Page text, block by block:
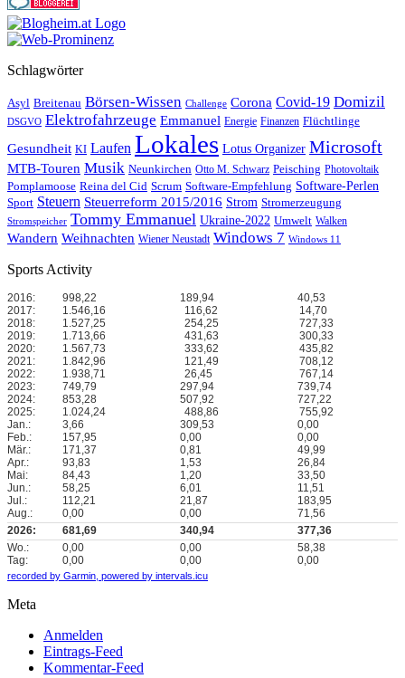
Schlagwörter
Asyl Breitenau Börsen-Wissen Challenge Corona Covid-19 Domizil
DSGVO Elektrofahrzeuge Emmanuel Energie Finanzen Flüchtlinge
Gesundheit KI Laufen Lokales Lotus Organizer Microsoft
MTB-Touren Musik Neunkirchen Otto M. Schwarz Peisching Photovoltaik
Pomplamoose Reina del Cid Scrum Software-Empfehlung Software-Perlen
Sport Steuern Steuerreform 2015/2016 Strom Stromerzeugung
Stromspeicher Tommy Emmanuel Ukraine-2022 Umwelt Walken
Wandern Weihnachten Wiener Neustadt Windows 7 Windows 11
Sports Activity
2016: 998,22 189,94
40,53
2017:
1.546,16 116,62
14,70
2018:
1.527,25 254,25
727,33
2019:
1.713,66 431,63
300,33
2020:
1.567,73 333,62
435,82
2021:
1.842,96 121,49
708,12
2022:
1.938,71 26,45
767,14
2023:
749,79 297,94
739,74
2024:
853,28 507,92
727,22
2025:
1.024,24 488,86
755,92
Jan.:
3,66 309,53
0,00
Feb.:
157,95 0,00
0,00
Mär.:
171,37 0,81
49,99
Apr.:
93,83 1,53
26,84
Mai:
84,43 1,20
33,50
Jun.:
58,25 6,01
11,51
Jul.:
112,21 21,87
183,95
Aug.:
0,00 0,00
71,56
2026:
681,69 340,94
377,36
Wo.:
0,00 0,00
58,38
Tag:
0,00 0,00 0,00
recorded by Garmin, powered by intervals.icu
Meta
Anmelden
Eintrags-Feed
Kommentar-Feed